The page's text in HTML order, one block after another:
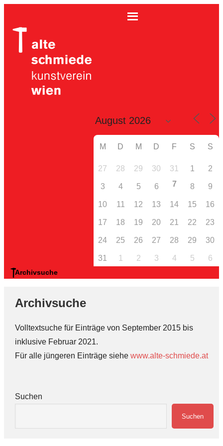
M D M D F S S
27 28 29 30 31 1 2
3 4 5 6 7 8 9
10 11 12 13 14 15 16
17 18 19 20 21 22 23
24 25 26 27 28 29 30
31 1 2 3 4 5 6
Archivsuche
Archivsuche
Volltextsuche für Einträge von September 2015 bis
inklusive Februar 2021.
Für alle jüngeren Einträge siehe www.alte-schmiede.at
Suchen
Suchen